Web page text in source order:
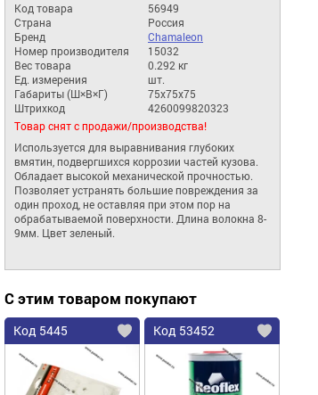
Код товара
56949
Страна
Россия
Бренд
Chamaleon
Номер производителя
15032
Вес товара
0.292 кг
Ед. измерения
шт.
Габариты (Ш×В×Г)
75x75x75
Штрихкод
4260099820323
Товар снят с продажи/производства!
Используется для выравнивания глубоких
вмятин, подвергшихся коррозии частей кузова.
Обладает высокой механической прочностью.
Позволяет устранять большие повреждения за
один проход, не оставляя при этом пор на
обрабатываемой поверхности. Длина волокна 8-
9мм. Цвет зеленый.
С этим товаром покупают
Код 5445 Код 53452